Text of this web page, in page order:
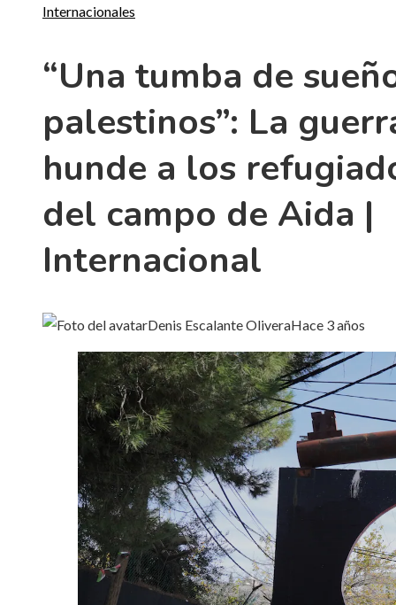
Internacionales
“Una tumba de
palestinos”: La
hunde a los
del campo de Aida |
Internacional
Denis Escalante OliveraHace 3 años